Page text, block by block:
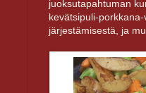
juoksutapahtuman
kevätsipuli-
järjestämisestä, ja